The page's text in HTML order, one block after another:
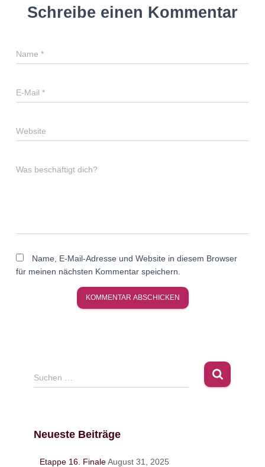
Schreibe einen Kommentar
Name *
E-Mail *
Website
Was beschäftigt dich?
Name, E-Mail-Adresse und Website in diesem Browser
für meinen nächsten Kommentar speichern.
S
u
n
Suchen …
Neueste Beiträge
Etappe 16. FinaleAugust 31, 2025